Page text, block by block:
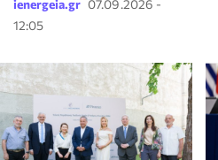
ienergeia.gr 07.09.2026 -
12:05